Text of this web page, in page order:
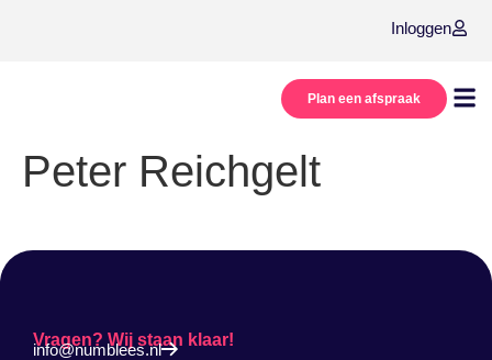
Inloggen
Plan een afspraak
Peter Reichgelt
Vragen? Wij staan klaar!
info@numblees.nl